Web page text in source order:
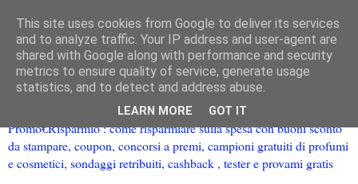
Promo€Risparmio : come risparmiare sulla spesa con buoni sconto
da stampare, coupon, concorsi a premi, campioni gratuiti di profumi
e cosmetici, sondaggi retribuiti, cashback , tester e provami gratis
This site uses cookies from Google to deliver its services
and to analyze traffic. Your IP address and user-agent are
shared with Google along with performance and security
metrics to ensure quality of service, generate usage
statistics, and to detect and address abuse.
LEARN MORE GOT IT